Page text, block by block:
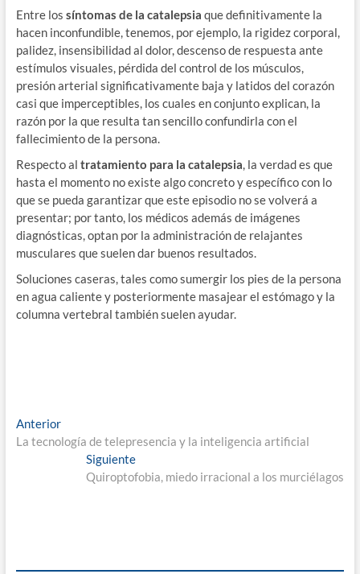
Entre los síntomas de la catalepsia que definitivamente la
hacen inconfundible, tenemos, por ejemplo, la rigidez corporal,
palidez, insensibilidad al dolor, descenso de respuesta ante
estímulos visuales, pérdida del control de los músculos,
presión arterial significativamente baja y latidos del corazón
casi que imperceptibles, los cuales en conjunto explican, la
razón por la que resulta tan sencillo confundirla con el
fallecimiento de la persona.
Respecto al tratamiento para la catalepsia , la verdad es que
hasta el momento no existe algo concreto y específico con lo
que se pueda garantizar que este episodio no se volverá a
presentar; por tanto, los médicos además de imágenes
diagnósticas, optan por la administración de relajantes
musculares que suelen dar buenos resultados.
Soluciones caseras, tales como sumergir los pies de la persona
en agua caliente y posteriormente masajear el estómago y la
columna vertebral también suelen ayudar.
Navegación
de
entradas
AnteriorEntrada
anterior:
La tecnología de telepresencia y la inteligencia artificial
SiguienteEntrada
siguiente:
Quiroptofobia, miedo irracional a los murciélagos